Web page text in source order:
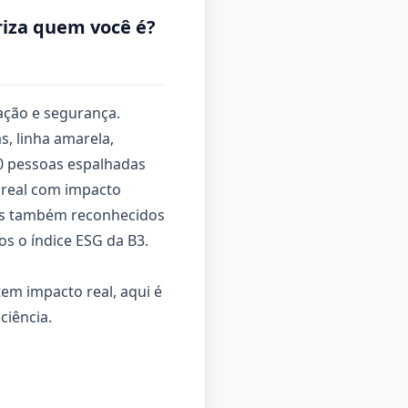
quem você é?
e segurança.
linha amarela,
espalhadas
com impacto
também reconhecidos
o índice ESG da B3.
impacto real, aqui é